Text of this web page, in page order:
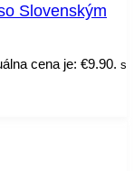
Slovenským
cena je: €9.90. s